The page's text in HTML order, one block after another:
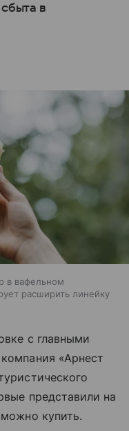
в
в вафельном
расширить линейку
с главными
«Арнест
представили на
купить.